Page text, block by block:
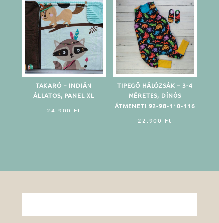
TAKARÓ – INDIÁN
ÁLLATOS, PANEL XL
24.900 Ft
TIPEGŐ HÁLÓZSÁK – 3-4
MÉRETES, DÍNÓS
ÁTMENETI 92-98-110-116
22.900 Ft